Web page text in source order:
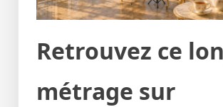
Retrouvez ce
métrage sur